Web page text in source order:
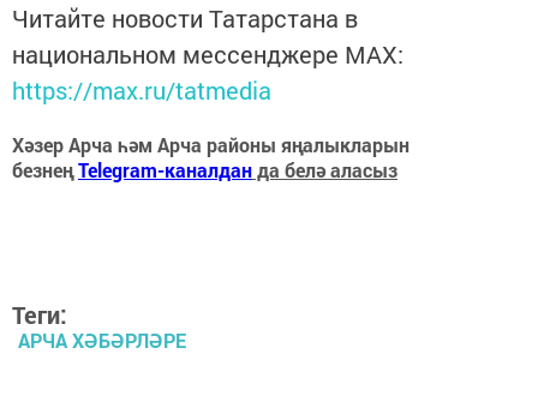
Читайте новости Татарстана в
национальном мессенджере MАХ:
https://max.ru/tatmedia
Хәзер Арча һәм Арча районы яңалыкларын
безнеңTelegram-каналданда белә аласыз
Теги:
АРЧА ХӘБӘРЛӘРЕ